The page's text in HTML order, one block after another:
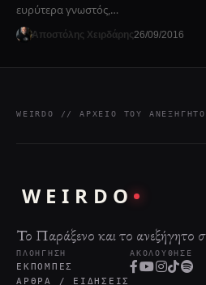
ευρύτερα γνωστός,…
Αποστόλης Χειρδάρης26/09/2016
WEIRDO // ΑΡΧΕΊΟ ΤΟΥ
WEIRDO
Το Παράξενο και το ανεξήγητο
ΠΛΟΉΓΗΣΗ
ΕΚΠΟΜΠΈΣ
ΆΡΘΡΑ / ΕΙΔΉΣΕΙΣ
ΑΚΟΛΟΎΘΗΣΕ